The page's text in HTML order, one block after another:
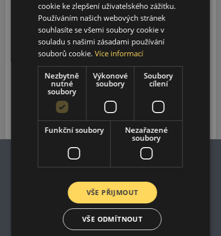
Impresum
Zásady ochrany osobních údajů
Nákupní podmínky
Kontakt
cookie ke zlepšení uživatelského zážitku.
Používáním našich webových stránek
souhlasíte se všemi soubory cookie v
souladu s našimi zásadami používání
souborů cookie.Více informací
Nezbytně
nutné
soubory
Výkonové
soubory
Soubory
cílení
Funkční soubory
Nezařazené
soubory
VŠE PŘIJMOUT
VŠE ODMÍTNOUT